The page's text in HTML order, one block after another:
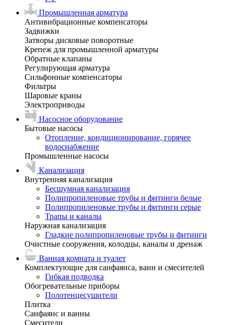
Промышленная арматура
Антивибрационные компенсаторы
Задвижки
Затворы дисковые поворотные
Крепеж для промышленной арматуры
Обратные клапаны
Регулирующая арматура
Сильфонные компенсаторы
Фильтры
Шаровые краны
Электроприводы
Насосное оборудование
Бытовые насосы
Отопление, кондиционирование, горячее
водоснабжение
Промышленные насосы
Канализация
Внутренняя канализация
Бесшумная канализация
Полипропиленовые трубы и фитинги белые
Полипропиленовые трубы и фитинги серые
Трапы и каналы
Наружная канализация
Гладкие полипропиленовые трубы и фитинги
Очистные сооружения, колодцы, каналы и дренаж
Ванная комната и туалет
Комплектующие для санфаянса, ванн и смесителей
Гибкая подводка
Обогревательные приборы
Полотенцесушители
Плитка
Санфаянс и ванны
Смесители